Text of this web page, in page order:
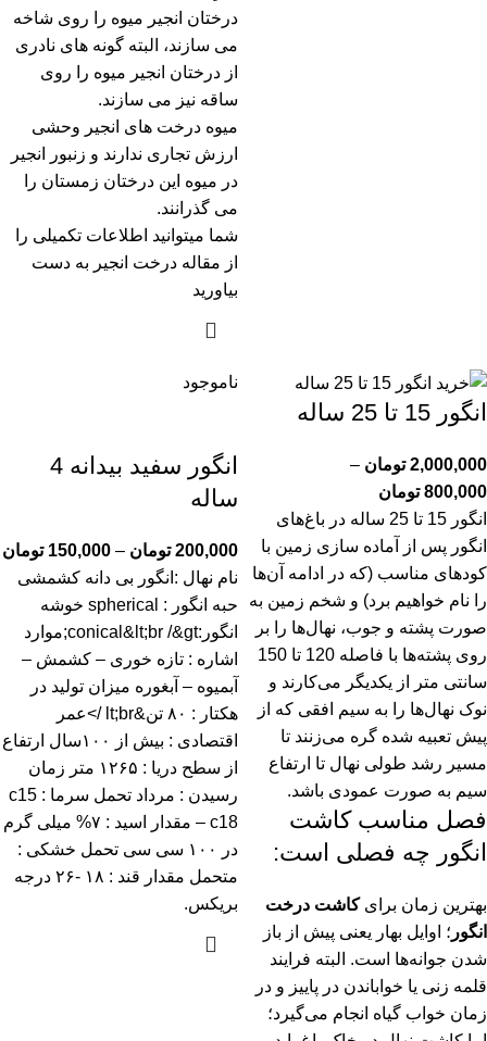
درختان انجیر میوه را روی شاخه
می سازند، البته گونه های نادری
از درختان انجیر میوه را روی
ساقه نیز می سازند.
میوه درخت های انجیر وحشی
ارزش تجاری ندارند و زنبور انجیر
در میوه این درختان زمستان را
می گذرانند.
شما میتوانید اطلاعات تکمیلی را
از مقاله درخت انجیر به دست
بیاورید
انگور 15 تا 25 ساله
2,000,000 تومان –
800,000 تومان
انگور 15 تا 25 ساله در باغ‌های
انگور پس از آماده سازی زمین با
کودهای مناسب (که در ادامه آن‌ها
را نام خواهیم برد) و شخم زمین به
صورت پشته و جوب، نهال‌ها را بر
روی پشته‌ها با فاصله 120 تا 150
سانتی متر از یکدیگر می‌کارند و
نوک نهال‌ها را به سیم افقی که از
پیش تعبیه شده گره می‌زنند تا
مسیر رشد طولی نهال تا ارتفاع
سیم به صورت عمودی باشد.
فصل مناسب کاشت
انگور چه فصلی است:
بهترین زمان برایکاشت درخت
انگور ؛ اوایل بهار یعنی پیش از باز
شدن جوانه‌ها است. البته فرایند
قلمه زنی یا خواباندن در پاییز و در
زمان خواب گیاه انجام می‌گیرد؛
ناموجود
انگور سفید بیدانه 4
ساله
200,000 تومان –
150,000 تومان
نام نهال :انگور بی دانه کشمشی
حبه انگور : spherical خوشه
انگور:conical&lt;br /&gt;موارد
اشاره : تازه خوری – کشمش –
آبمیوه – آبغوره میزان تولید در
هکتار : ۸۰ تن&lt;br />عمر
اقتصادی : بیش از ۱۰۰سال ارتفاع
از سطح دریا : ۱۲۶۵ متر زمان
رسیدن : مرداد تحمل سرما : c15
– c18 مقدار اسید : ۷% میلی گرم
در ۱۰۰ سی سی تحمل خشکی :
متحمل مقدار قند : ۱۸ -۲۶ درجه
بریکس.